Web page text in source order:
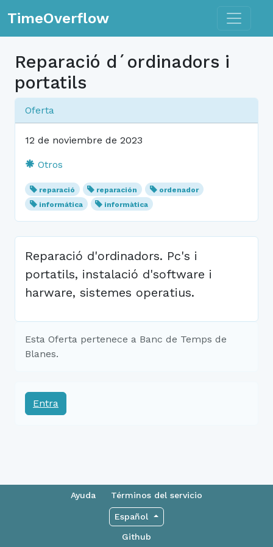
TimeOverflow Toggle
Reparació d´ordinadors i
portatils
Oferta
12 de noviembre de 2023
Otros
reparació reparación
ordenador
informática
informàtica
Reparació d'ordinadors. Pc's i
portatils, instalació d'software i
harware, sistemes operatius.
Esta Oferta pertenece a Banc de Temps de
Blanes.
Entra
Ayuda Términos del servicio
Español
Github